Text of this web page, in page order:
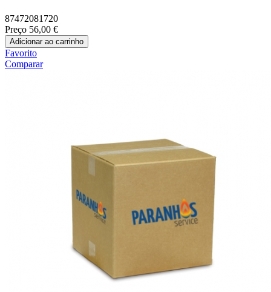
87472081720
Preço 56,00 €
Adicionar ao carrinho
Favorito
Comparar